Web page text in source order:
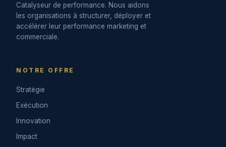
Catalyseur de performance. Nous aidons
les organisations à structurer, déployer et
accélérer leur performance marketing et
commerciale.
NOTRE OFFRE
Stratégie
Exécution
Innovation
Impact